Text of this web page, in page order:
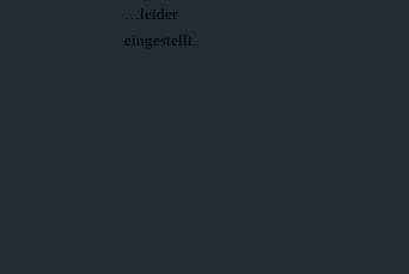
…leider
eingestellt.